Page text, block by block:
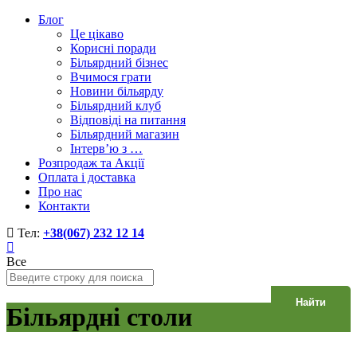
Блог
Це цікаво
Корисні поради
Більярдний бізнес
Вчимося грати
Новини більярду
Більярдний клуб
Відповіді на питання
Більярдний магазин
Інтерв’ю з …
Розпродаж та Акції
Оплата і доставка
Про нас
Контакти
Тел: +38(067) 232 12 14
Все
Найти
Більярдні столи